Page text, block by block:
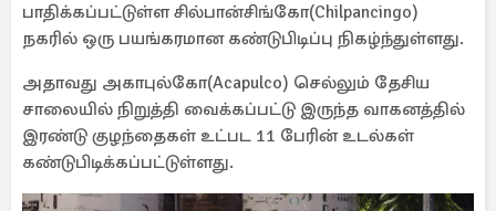
பாதிக்கப்பட்டுள்ள சில்பான்சிங்கோ(Chilpancingo)
நகரில் ஒரு பயங்கரமான கண்டுபிடிப்பு நிகழ்ந்துள்ளது.
அதாவது அகாபுல்கோ(Acapulco) செல்லும் தேசிய
சாலையில் நிறுத்தி வைக்கப்பட்டு இருந்த வாகனத்தில்
இரண்டு குழந்தைகள் உட்பட 11 பேரின் உடல்கள்
கண்டுபிடிக்கப்பட்டுள்ளது.